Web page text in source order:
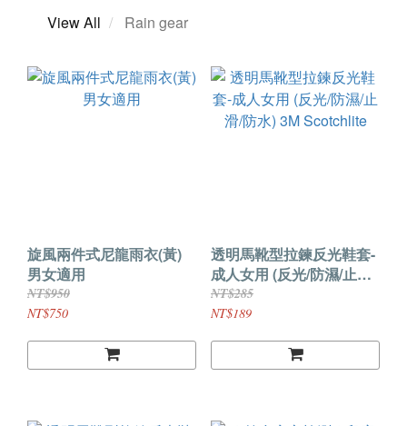
View All Rain gear
旋風兩件式尼龍雨衣(黃)
男女適用
NT$950
NT$750
透明馬靴型拉鍊反光鞋套-
成人女用 (反光/防濕/止滑/
防水) 3M Scotchlite
NT$285
NT$189